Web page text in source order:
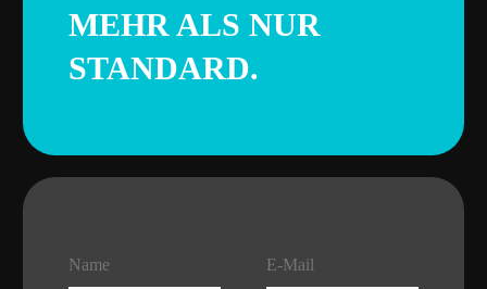
MEHR ALS NUR
STANDARD.